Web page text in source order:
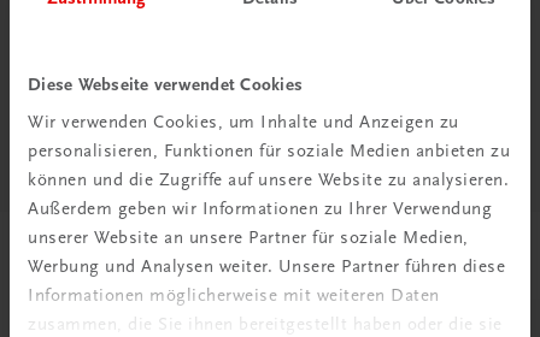
Diese Webseite verwendet Cookies
Wir verwenden Cookies, um Inhalte und Anzeigen zu
personalisieren, Funktionen für soziale Medien anbieten zu
können und die Zugriffe auf unsere Website zu analysieren.
Außerdem geben wir Informationen zu Ihrer Verwendung
unserer Website an unsere Partner für soziale Medien,
Werbung und Analysen weiter. Unsere Partner führen diese
Informationen möglicherweise mit weiteren Daten
zusammen, die Sie ihnen bereitgestellt haben oder die sie
Diese Seite teilen auf:
Passende Produkte